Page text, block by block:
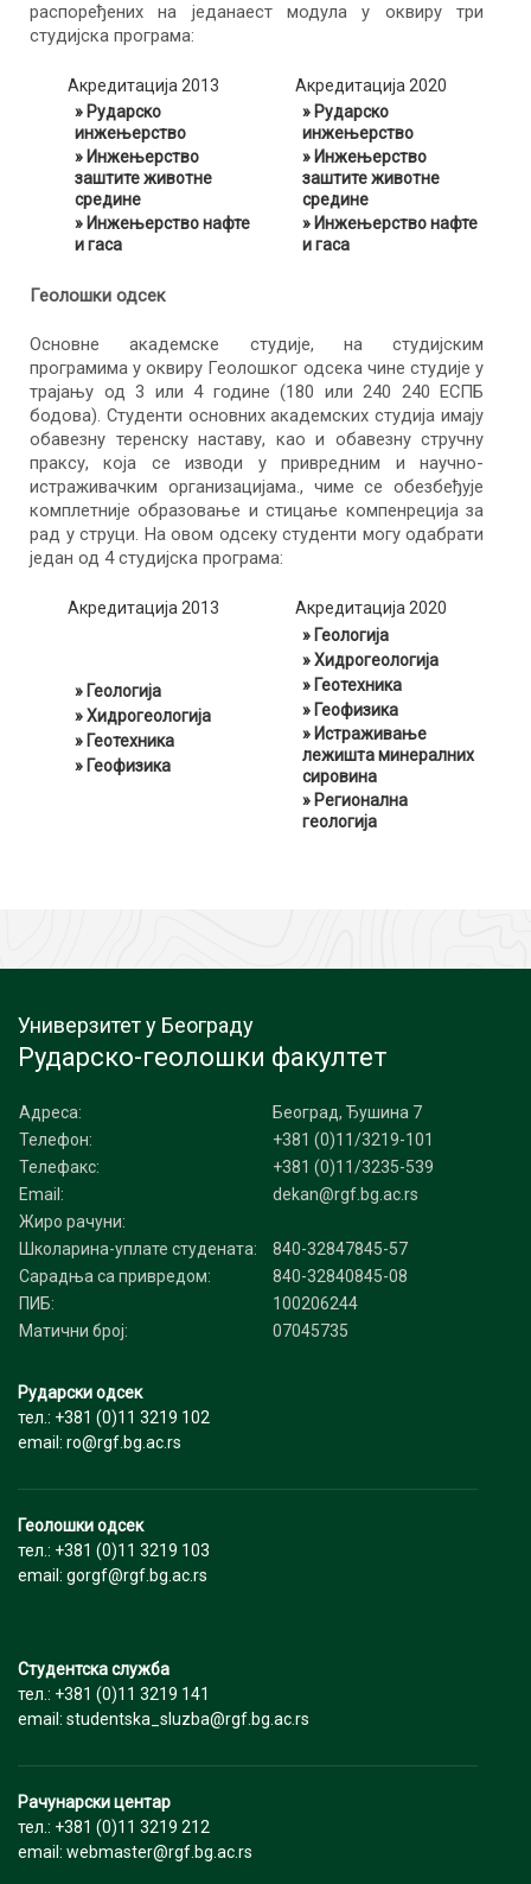
распоређених на једанаест модула у оквиру три
студијска програма:
Акредитација 2013
Акредитација 2020
» Рударско
инжењерство
» Инжењерство
заштите животне
средине
» Инжењерство нафте
и гаса
» Рударско
инжењерство
» Инжењерство
заштите животне
средине
» Инжењерство нафте
и гаса
Геолошки одсек
Основне академске студије, на студијским
програмима у оквиру Геолошког одсека чине студије у
трајању од 3 или 4 године (180 или 240 240 ЕСПБ
бодова). Студенти основних академских студија имају
обавезну теренску наставу, као и обавезну стручну
праксу, која се изводи у привредним и научно-
истраживачким организацијама., чиме се обезбеђује
комплетније образовање и стицање компенреција за
рад у струци. На овом одсеку студенти могу одабрати
један од 4 студијска програма:
Акредитација 2013 Акредитација 2020
» Геологија
» Хидрогеологија
» Геотехника
» Геофизика
» Геологија
» Хидрогеологија
» Геотехника
» Геофизика
» Истраживање
лежишта минералних
сировина
» Регионална
геологија
Универзитет у Београду
Рударско-геолошки факултет
Адреса:
Београд, Ђушина 7
Телефон:
+381 (0)11/3219-101
Телефакс:
+381 (0)11/3235-539
Email:
dekan@rgf.bg.ac.rs
Жиро рачуни:
Школарина-уплате студената:
840-32847845-57
Сарадња са привредом:
840-32840845-08
ПИБ:
100206244
Матични број:
07045735
Рударски одсек
тел.: +381 (0)11 3219 102
email: ro@rgf.bg.ac.rs
Геолошки одсек
тел.: +381 (0)11 3219 103
email: gorgf@rgf.bg.ac.rs
Студентска служба
тел.: +381 (0)11 3219 141
email: studentska_sluzba@rgf.bg.ac.rs
Рачунарски центар
тел.: +381 (0)11 3219 212
email: webmaster@rgf.bg.ac.rs